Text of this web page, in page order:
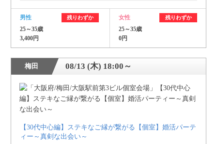
男性 残りわずか
25～35歳
3,400円
女性 残りわずか
25～35歳
0円
梅田 08/13 (木) 18:00～
【30代中心編】ステキなご縁が繋がる【個室】婚活パーテ
ィー～真剣な出会い～